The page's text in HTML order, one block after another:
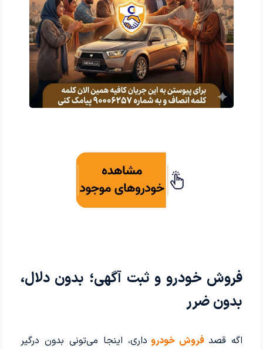
فروش خودرو و ثبت آگهی؛ بدون دلال،
بدون ضرر
اگه قصدفروش خودرو داری، اینجا می‌تونی بدون درگیر